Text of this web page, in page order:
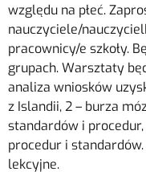
względu na płeć.
nauczyciele/
pracownicy/e szkoły.
grupach. Warsztaty
analiza wniosków
z Islandii, 2 – burza
standardów i
procedur i
lekcyjne.